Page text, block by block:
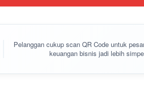
Pelanggan cukupscan QR Code untuk
keuangan bisnis jadi lebih